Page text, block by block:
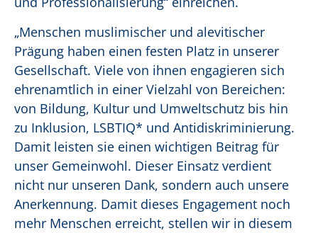
„Menschen muslimischer und alevitischer
Prägung haben einen festen Platz in unserer
Gesellschaft. Viele von ihnen engagieren sich
ehrenamtlich in einer Vielzahl von Berei­chen:
von Bildung, Kultur und Umweltschutz bis hin
zu Inklusion, LSBTIQ* und Antidiskriminierung.
Damit leisten sie einen wichtigen Beitrag für
unser Gemeinwohl. Dieser Einsatz verdient
nicht nur unseren Dank, sondern auch unsere
Anerkennung. Damit dieses Engagement noch
mehr Menschen erreicht, stellen wir in diesem